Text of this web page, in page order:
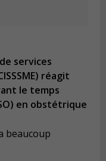
services
réagit
le temps
en obstétrique
beaucoup